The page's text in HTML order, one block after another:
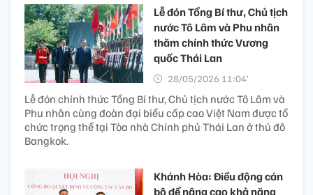
Lễ đón Tổng Bí thư, Chủ tịch
nước Tô Lâm và Phu nhân
thăm chính thức Vương
quốc Thái Lan
28/05/2026 11:04’
Lễ đón chính thức Tổng Bí thư, Chủ tịch nước Tô Lâm và
Phu nhân cùng đoàn đại biểu cấp cao Việt Nam được tổ
chức trọng thể tại Tòa nhà Chính phủ Thái Lan ở thủ đô
Bangkok.
Khánh Hòa: Điều động cán
bộ để nâng cao khả năng